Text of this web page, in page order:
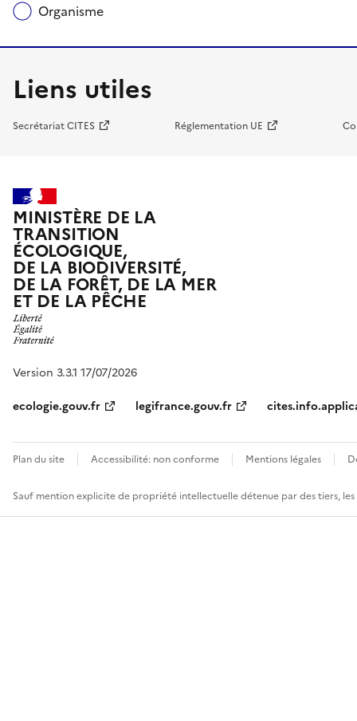
Organisme
Liens utiles
Secrétariat CITES Réglementation UE
MINISTÈRE DE LA
TRANSITION
ÉCOLOGIQUE,
DE LA BIODIVERSITÉ,
DE LA FORÊT, DE LA MER
ET DE LA PÊCHE
Version 3.3.1 17/07/2026
ecologie.gouv.fr
legifrance.gouv.fr
Plan du site Accessibilité: non conforme Mentions légales
Sauf mention explicite de propriété intellectuelle détenue par des tiers,